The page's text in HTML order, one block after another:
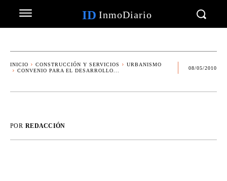
ID InmoDiario
INICIO CONSTRUCCIÓN Y SERVICIOS
URBANISMO
CONVENIO PARA EL DESARROLLO...
08/05/2010
POR REDACCIÓN